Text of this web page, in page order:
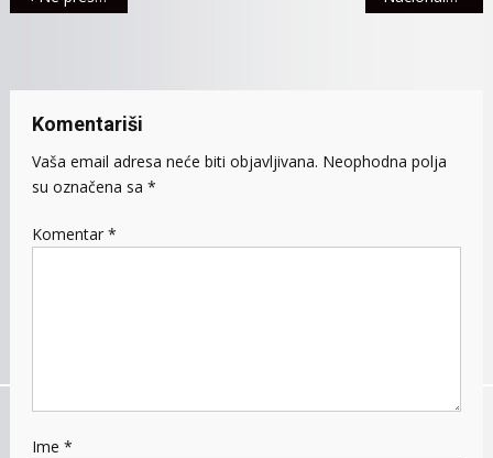
Komentariši
Vaša email adresa neće biti objavljivana. Neophodna polja
su označena sa *
Komentar *
Ime *